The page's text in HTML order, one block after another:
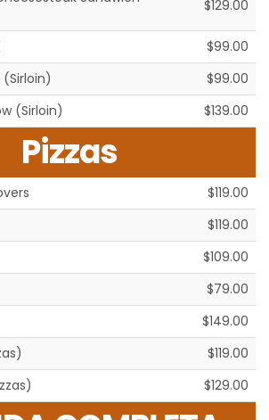
$129.00
$99.00
(Sirloin)
$99.00
(Sirloin)
$139.00
Pizzas
$119.00
$119.00
$109.00
$79.00
$149.00
$119.00
$129.00